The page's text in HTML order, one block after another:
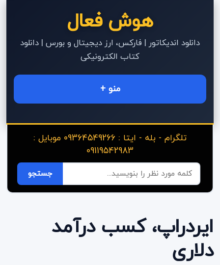
هوش فعال
دانلود اندیکاتور | فارکس، ارز دیجیتال و بورس | دانلود
کتاب الکترونیکی
منو +
تلگرام - بله - ایتا : 09364549266 موبایل :
09119542983
ایردراپ، کسب درآمد
دلاری